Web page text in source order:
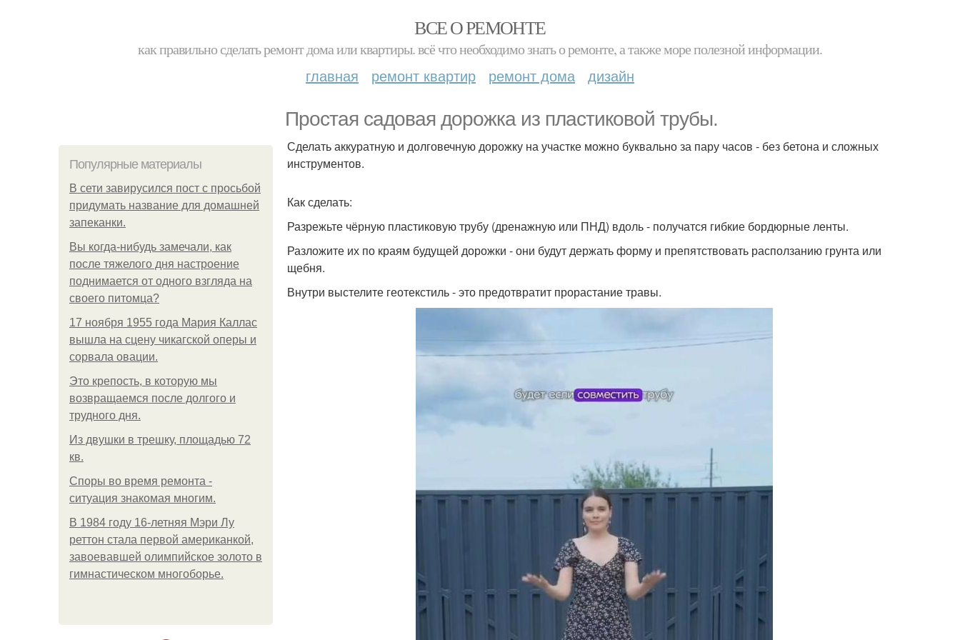
ВСЕ О РЕМОНТЕ
как правильно сделать ремонт дома или квартиры. всё что необходимо знать о ремонте, а также море полезной информации.
главная ремонт квартир ремонт дома дизайн
Простая садовая дорожка из пластиковой трубы.
Популярные материалы
В сети завирусился пост с просьбой
придумать название для домашней
запеканки.
Вы когда-нибудь замечали, как
после тяжелого дня настроение
поднимается от одного взгляда на
своего питомца?
17 ноября 1955 года Мария Каллас
вышла на сцену чикагской оперы и
сорвала овации.
Это крепость, в которую мы
возвращаемся после долгого и
трудного дня.
Из двушки в трешку, площадью 72
кв.
Споры во время ремонта -
ситуация знакомая многим.
В 1984 году 16-летняя Мэри Лу
реттон стала первой американкой,
завоевавшей олимпийское золото в
гимнастическом многоборье.
Сделать аккуратную и долговечную дорожку на участке можно буквально за пару часов - без бетона и сложных
инструментов.
Как сделать:
Разрежьте чёрную пластиковую трубу (дренажную или ПНД) вдоль - получатся гибкие бордюрные ленты.
Разложите их по краям будущей дорожки - они будут держать форму и препятствовать расползанию грунта или
щебня.
Внутри выстелите геотекстиль - это предотвратит прорастание травы.